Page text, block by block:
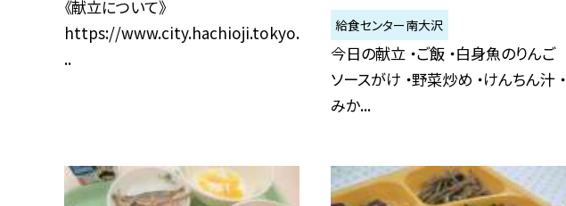
《献立について》
https://www.city.hachioji.tokyo.
..
給食センター南大沢
今日の献立 ・ご飯 ・白身魚のりんご
ソースがけ ・野菜炒め ・けんちん汁 ・
みか...